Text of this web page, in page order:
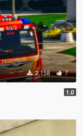
2.158 7
1.0